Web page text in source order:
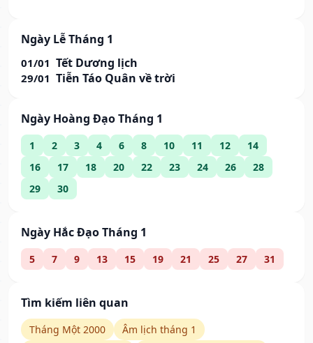
Ngày Lễ Tháng 1
01/01 Tết Dương lịch
29/01 Tiễn Táo Quân về trời
Ngày Hoàng Đạo Tháng 1
1 2 3 4 6 8 10 11 12
14
16
17 18 20 22 23 24 26
28
29
30
Ngày Hắc Đạo Tháng 1
5 7 9 13 15 19 21 25 27 31
Tìm kiếm liên quan
Tháng Một 2000
Âm lịch tháng 1